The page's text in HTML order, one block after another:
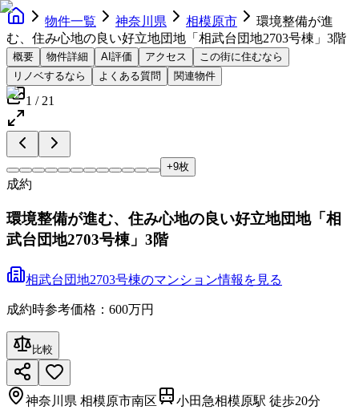
物件一覧 神奈川県 相模原市
環境整備が進
む、住み心地の良い好立地団地「相武台団地2703号棟」3階
概要 物件詳細 AI評価 アクセス
この街に住むなら
リノベするなら
よくある質問 関連物件
1 / 21
+9枚
成約
環境整備が進む、住み心地の良い好立地団地「相
武台団地2703号棟」3階
相武台団地2703号棟のマンション情報を見る
成約時参考価格：600万円
比較
神奈川県 相模原市南区
小田急相模原駅 徒歩20分